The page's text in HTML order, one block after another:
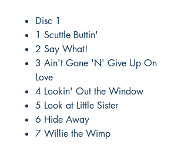
Disc 1
1 Scuttle Buttin'
2 Say What!
3 Ain't Gone 'N' Give Up On
Love
4 Lookin' Out the Window
5 Look at Little Sister
6 Hide Away
7 Willie the Wimp